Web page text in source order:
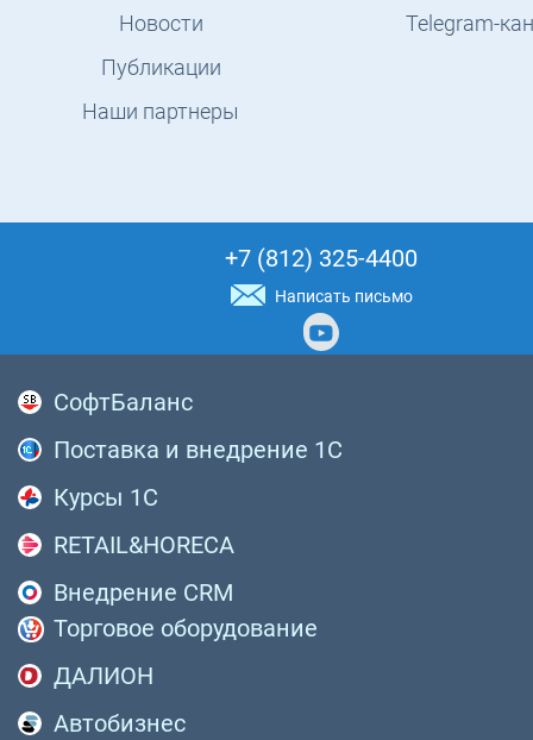
Новости
Публикации
Наши партнеры
Telegram-
+7 (812) 325-4400
Написать письмо
СофтБаланс
Поставка и внедрение 1С
Курсы 1С
RETAIL&HORECA
Внедрение CRM
Торговое оборудование
ДАЛИОН
Автобизнес